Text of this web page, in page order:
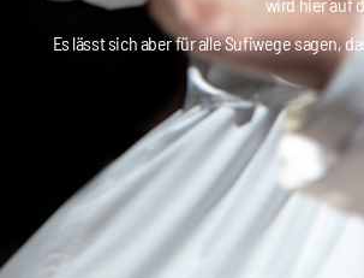
Es lässt sich aber für alle Sufiwege sagen,